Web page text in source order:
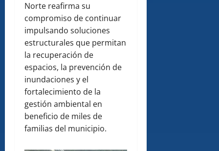
Norte reafirma su
compromiso de continuar
impulsando soluciones
estructurales que permitan
la recuperación de
espacios, la prevención de
inundaciones y el
fortalecimiento de la
gestión ambiental en
beneficio de miles de
familias del municipio.